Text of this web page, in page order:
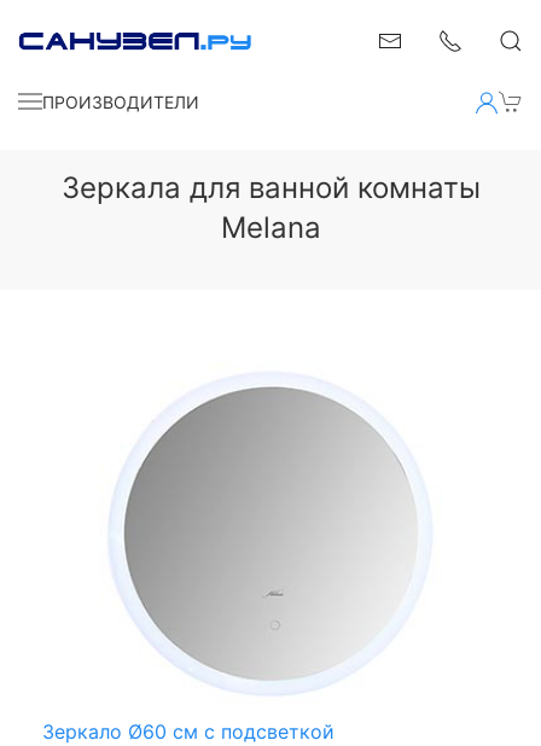
ПРОИЗВОДИТЕЛИ
Зеркала для ванной комнаты
Melana
Зеркало Ø60 см с подсветкой